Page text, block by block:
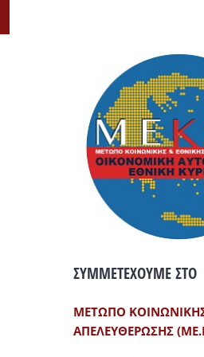
ΣΥΜΜΕΤΕΧΟΥΜΕ ΣΤΟ
ΜΕΤΩΠΟ
ΑΠΕΛΕΥΘΕΡΩΣΗΣ